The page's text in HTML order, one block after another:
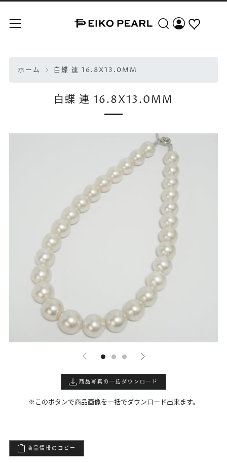
メニュー 検索
ホーム 白蝶 連 16.8X13.0MM
白蝶 連 16.8X13.0MM
商品写真の一括ダウンロード
※このボタンで商品画像を一括でダウンロード出来ます。
商品情報のコピー